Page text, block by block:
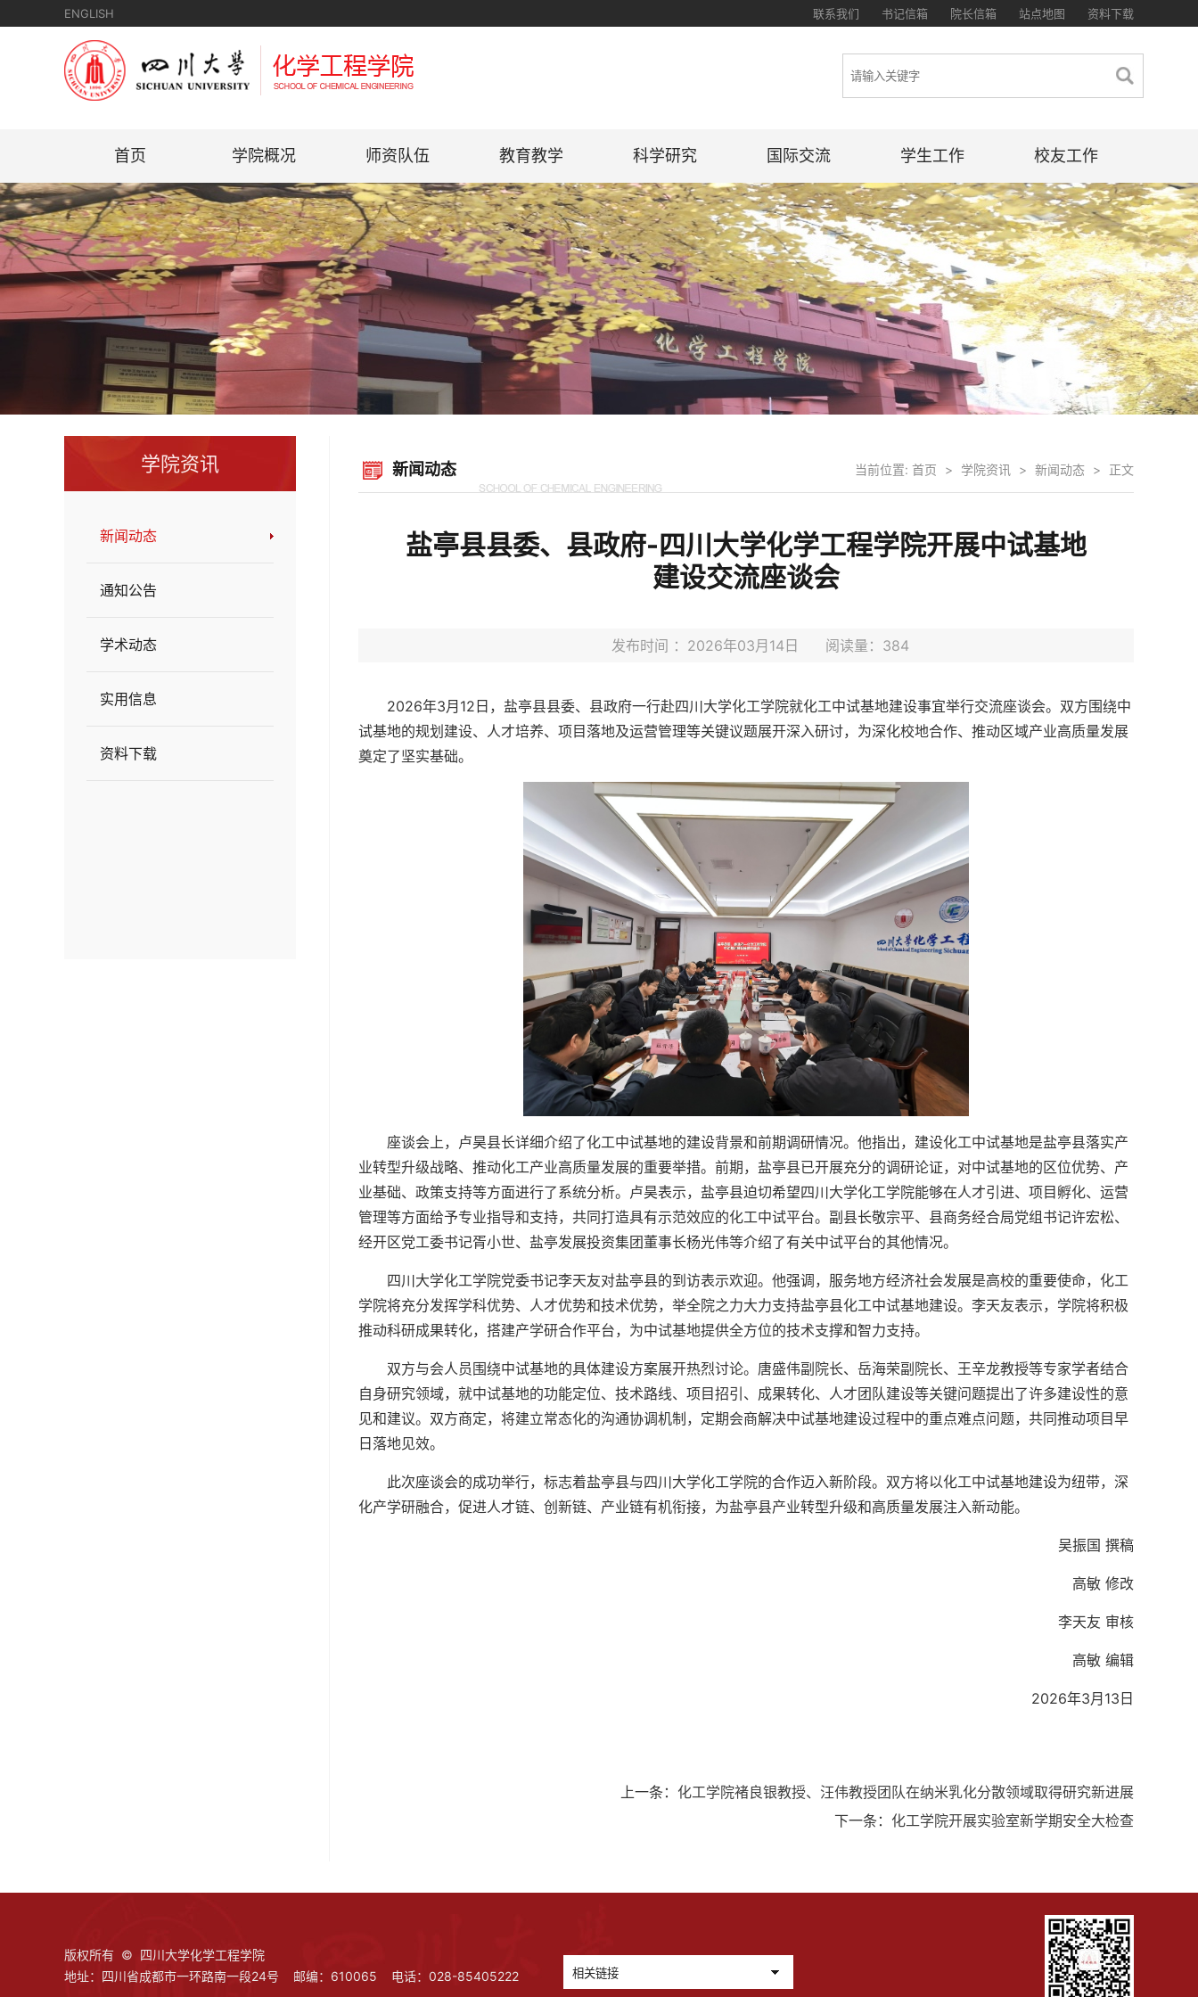
ENGLISH 资料下载
站点地图
院长信箱
书记信箱
联系我们
首页 学院概况 师资队伍 教育教学 科学研究 国际交流 学生工作 校友工作
学院资讯
新闻动态
通知公告
学术动态
实用信息
资料下载
新闻动态 当前位置: 首页 > 学院资讯 > 新闻动态 > 正文
盐亭县县委、县政府-四川大学化学工程学院开展中试基地
建设交流座谈会
发布时间 ：2026年03月14日 阅读量： 384
2026年3月12日，盐亭县县委、县政府一行赴四川大学化工学院就化工中试基地建设事宜举行交流座谈会。双方围绕中
试基地的规划建设、人才培养、项目落地及运营管理等关键议题展开深入研讨，为深化校地合作、推动区域产业高质量发展
奠定了坚实基础。
座谈会上，卢昊县长详细介绍了化工中试基地的建设背景和前期调研情况。他指出，建设化工中试基地是盐亭县落实产
业转型升级战略、推动化工产业高质量发展的重要举措。前期，盐亭县已开展充分的调研论证，对中试基地的区位优势、产
业基础、政策支持等方面进行了系统分析。卢昊表示，盐亭县迫切希望四川大学化工学院能够在人才引进、项目孵化、运营
管理等方面给予专业指导和支持，共同打造具有示范效应的化工中试平台。副县长敬宗平、县商务经合局党组书记许宏松、
经开区党工委书记胥小世、盐亭发展投资集团董事长杨光伟等介绍了有关中试平台的其他情况。
四川大学化工学院党委书记李天友对盐亭县的到访表示欢迎。他强调，服务地方经济社会发展是高校的重要使命，化工
学院将充分发挥学科优势、人才优势和技术优势，举全院之力大力支持盐亭县化工中试基地建设。李天友表示，学院将积极
推动科研成果转化，搭建产学研合作平台，为中试基地提供全方位的技术支撑和智力支持。
双方与会人员围绕中试基地的具体建设方案展开热烈讨论。唐盛伟副院长、岳海荣副院长、王辛龙教授等专家学者结合
自身研究领域，就中试基地的功能定位、技术路线、项目招引、成果转化、人才团队建设等关键问题提出了许多建设性的意
见和建议。双方商定，将建立常态化的沟通协调机制，定期会商解决中试基地建设过程中的重点难点问题，共同推动项目早
日落地见效。
此次座谈会的成功举行，标志着盐亭县与四川大学化工学院的合作迈入新阶段。双方将以化工中试基地建设为纽带，深
化产学研融合，促进人才链、创新链、产业链有机衔接，为盐亭县产业转型升级和高质量发展注入新动能。
吴振国 撰稿
高敏 修改
李天友 审核
高敏 编辑
2026年3月13日
上一条： 化工学院褚良银教授、汪伟教授团队在纳米乳化分散领域取得研究新进展
下一条： 化工学院开展实验室新学期安全大检查
版权所有 © 四川大学化学工程学院
地址：四川省成都市一环路南一段24号 邮编：610065 电话：028-85405222